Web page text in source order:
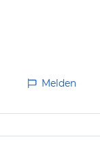
Melden